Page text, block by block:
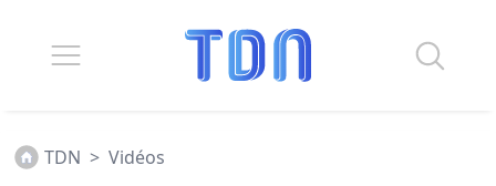
TDN > Vidéos